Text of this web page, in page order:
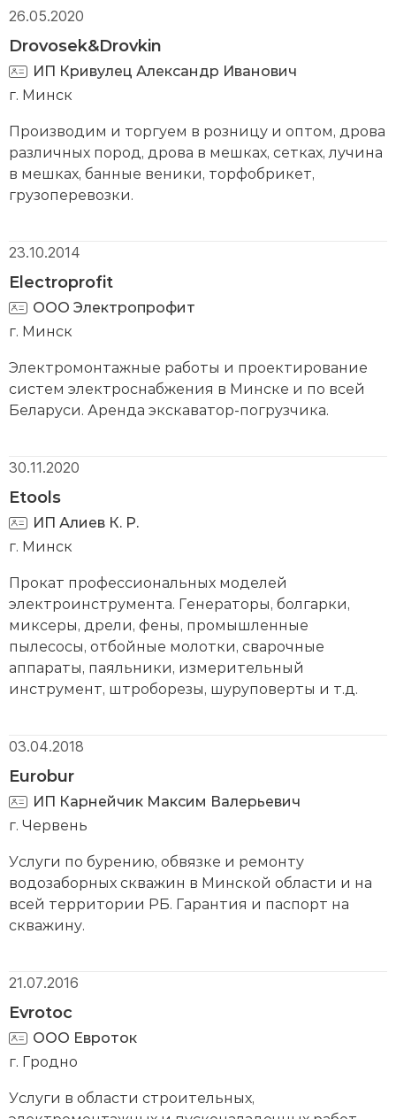
26.05.2020
Drovosek&Drovkin
ИП Кривулец Александр Иванович
г. Минск
Производим и торгуем в розницу и оптом, дрова
различных пород, дрова в мешках, сетках, лучина
в мешках, банные веники, торфобрикет,
грузоперевозки.
23.10.2014
Electroprofit
ООО Электропрофит
г. Минск
Электромонтажные работы и проектирование
систем электроснабжения в Минске и по всей
Беларуси. Аренда экскаватор-погрузчика.
30.11.2020
Etools
ИП Алиев К. Р.
г. Минск
Прокат профессиональных моделей
электроинструмента. Генераторы, болгарки,
миксеры, дрели, фены, промышленные
пылесосы, отбойные молотки, сварочные
аппараты, паяльники, измерительный
инструмент, штроборезы, шуруповерты и т.д.
03.04.2018
Eurobur
ИП Карнейчик Максим Валерьевич
г. Червень
Услуги по бурению, обвязке и ремонту
водозаборных скважин в Минской области и на
всей территории РБ. Гарантия и паспорт на
скважину.
21.07.2016
Evrotoc
ООО Евроток
г. Гродно
Услуги в области строительных,